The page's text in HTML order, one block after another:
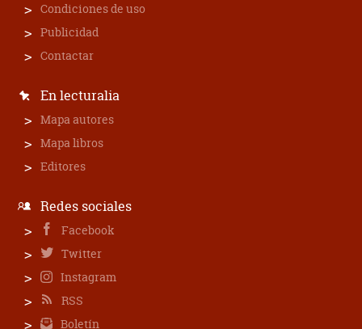
Condiciones de uso
Publicidad
Contactar
En lecturalia
Mapa autores
Mapa libros
Editores
Redes sociales
Facebook
Twitter
Instagram
RSS
Boletín